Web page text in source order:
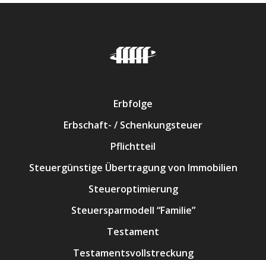
Erbfolge
Erbschaft- / Schenkungsteuer
Pflichtteil
Steuergünstige Übertragung von Immobilien
Steueroptimierung
Steuersparmodell “Familie”
Testament
Testamentsvollstreckung